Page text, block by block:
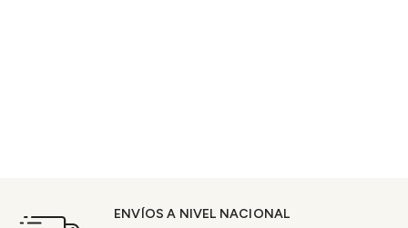
ENVÍOS A NIVEL NACIONAL